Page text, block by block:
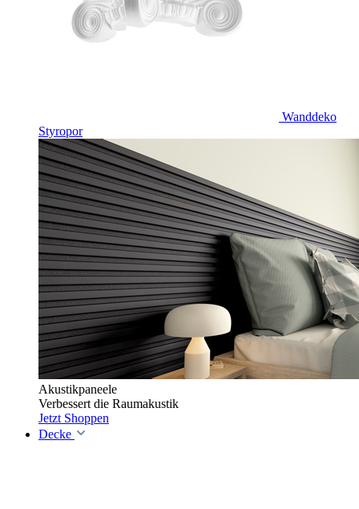
Wanddeko
Styropor
Akustikpaneele
Verbessert die Raumakustik
Jetzt Shoppen
Decke